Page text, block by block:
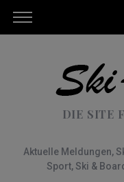
DIE SITE
Aktuelle Meldungen,
Sport, Ski &